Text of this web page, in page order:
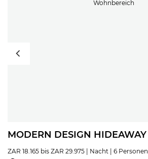
MODERN DESIGN HIDEAWAY
ZAR 18.165 bis ZAR 29.975 | Nacht | 6 Personen